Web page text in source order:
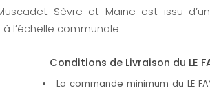
Sèvre et Maine est issu
l’échelle communale.
Conditions de Livraison du LE
La commande minimum du LE